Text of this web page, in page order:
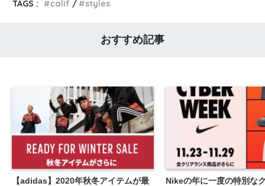
TAGS :
calif styles
おすすめ記事
【adidas】2020年秋冬アイテムが最
Nikeの年に一度の特別な